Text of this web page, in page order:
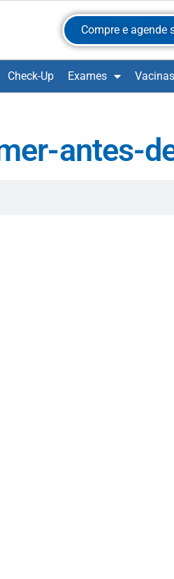
Compre e agende
Check-Up Exames Vacinas
antes-